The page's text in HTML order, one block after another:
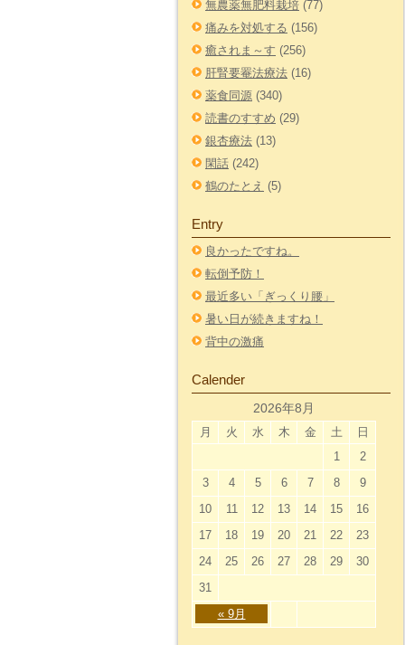
無農薬無肥料栽培 (77)
痛みを対処する (156)
癒されま～す (256)
肝腎要罨法療法 (16)
薬食同源 (340)
読書のすすめ (29)
銀杏療法 (13)
閑話 (242)
鶴のたとえ (5)
Entry
良かったですね。
転倒予防！
最近多い「ぎっくり腰」
暑い日が続きますね！
背中の激痛
Calender
2026年8月
月 火 水 木 金 土 日
« 9月
1
2
3
4 5 6 7 8
9
10
11 12 13 14 15
16
17
18 19 20 21 22
23
24
25 26 27 28 29
30
31